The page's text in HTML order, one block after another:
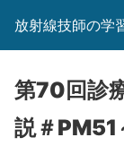
放射線技師の学
第70回診
説＃